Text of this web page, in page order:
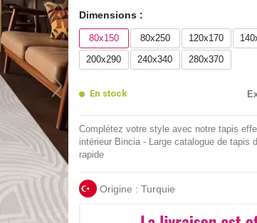
Dimensions :
80x150 80x250 120x170
200x290
240x340 280x370
En stock
Complétez votre style avec notre tapis
intérieur Bincia - Large catalogue de tapis
rapide
Origine : Turquie